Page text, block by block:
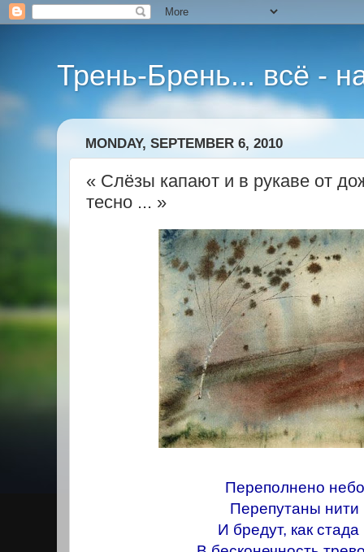
Трень-Брень... всё -
MONDAY, SEPTEMBER 6, 2010
« Слёзы капают и в рукаве от
тесно ... »
Переполнено
Перепутаны нити
И бредут, как